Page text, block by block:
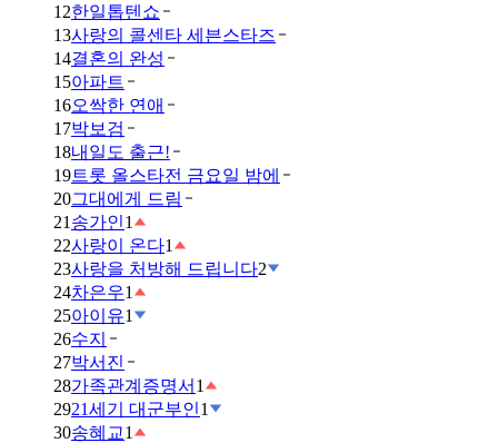
12한일톱텐쇼
13사랑의 콜센타 세븐스타즈
14결혼의 완성
15아파트
16오싹한 연애
17박보검
18내일도 출근!
19트롯 올스타전 금요일 밤에
20그대에게 드림
21 송가인1
22사랑이 온다1
23사랑을 처방해 드립니다2
24차은우1
25아이유1
26수지
27박서진
28가족관계증명서 1
2921세기 대군부인1
30송혜교1